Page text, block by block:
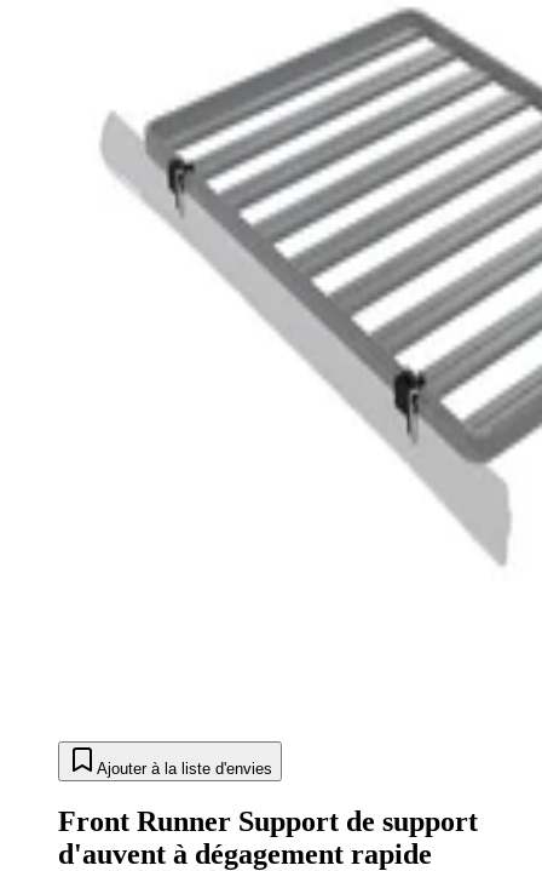
Ajouter à la liste d'envies
Front Runner Support de support
d'auvent à dégagement rapide